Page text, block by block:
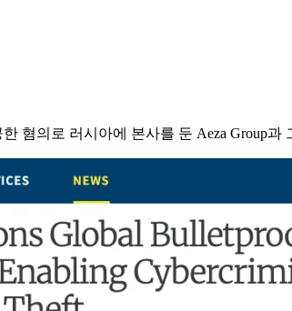
혐의로 러시아에 본사를 둔 Aeza Group과